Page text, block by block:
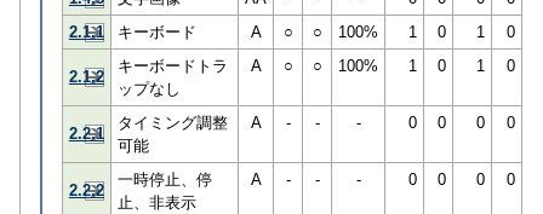
2.1.1
キーボード A ○ ○ 100% 1 0 1 0
2.1.2
キーボードトラ
ップなし
A ○ ○ 100% 1 0 1 0
2.2.1
タイミング調整
可能
A - - - 0 0 0 0
2.2.2
一時停止、停
止、非表示
A - - - 0 0 0 0